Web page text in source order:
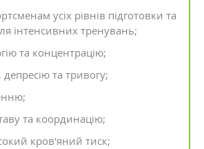
усіх рівнів підготовки та
інтенсивних тренувань;
та концентрацію;
та тривогу;
та координацію;
кров'яний тиск;